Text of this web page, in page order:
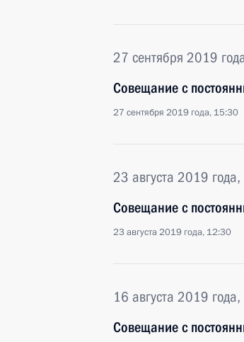
27 сентября 2019
Совещание с
27 сентября 2019 года, 15:30
23 августа 2019 года,
Совещание с
23 августа 2019 года, 12:30
16 августа 2019 года,
Совещание с